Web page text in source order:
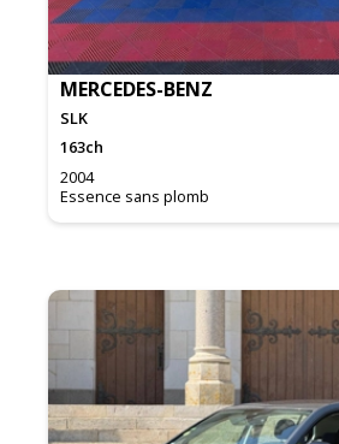
MERCEDES-BENZ
SLK
163ch
2004
Essence sans plomb